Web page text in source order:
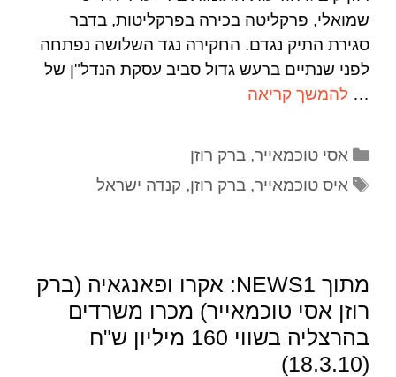
שמואלי, פרקליטה בכירה בפרקליטות, בדבר
סגירת התיק נגדם. החקירה נגד השלושה נפתחה
לפני שנתיים ברעש גדול סביב עסקת הנדל"ן של
… להמשך קריאה
אסי טוכמאייר,ברק רוזן
איס טוכמאייר,ברק רוזן,קנדה ישראל
מתוך NEWS1: אקרו ופאנגאיה (ברק
רוזן אסי טוכמאייר) מכרו משרדים
בהרצליה בשווי 160 מיליון ש"ח
(18.3.10)